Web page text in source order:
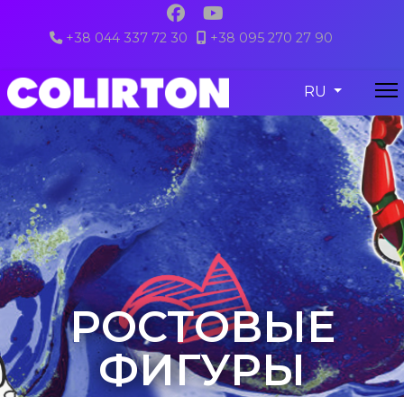
+38 044 337 72 30
+38 095 270 27 90
Выберите язык
RU
РОСТОВЫЕ
ФИГУРЫ